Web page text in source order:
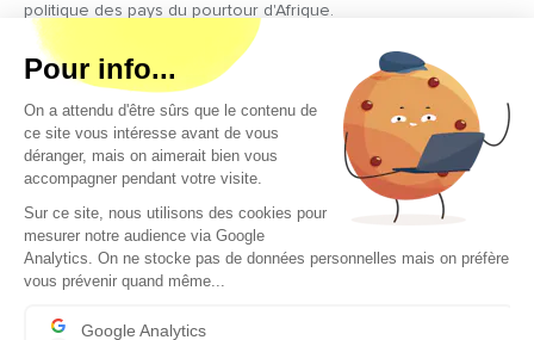
politique des pays du pourtour d'Afrique.
Copyright © 2026 - Tous droits réservés
Qui sommes-nous ?
Contact